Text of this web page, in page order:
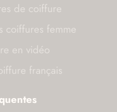
de coiffure
coiffures femme
en vidéo
français